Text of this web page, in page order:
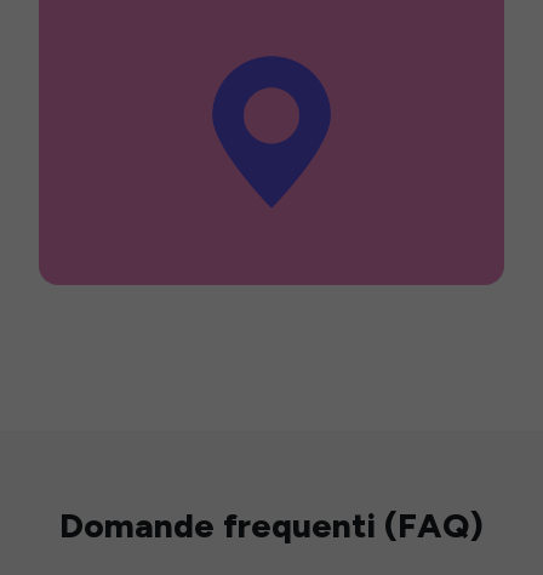
Domande frequenti (FAQ)